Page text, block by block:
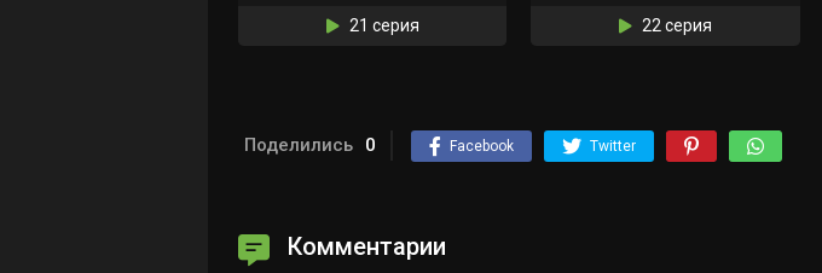
21 серия 22 серия
Поделились 0 Facebook Twitter
Комментарии